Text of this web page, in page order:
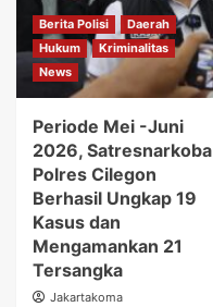
Berita Polisi
Daerah
Hukum
Kriminalitas
News
Periode Mei -Juni
2026, Satresnarkoba
Polres Cilegon
Berhasil Ungkap 19
Kasus dan
Mengamankan 21
Tersangka
Jakartakoma